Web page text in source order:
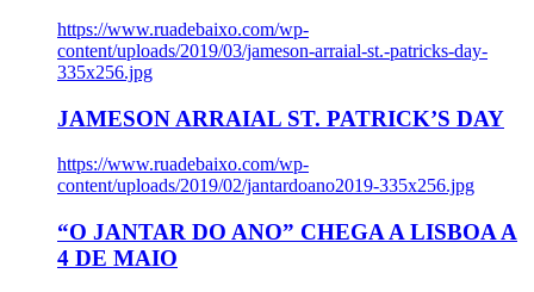
https://www.ruadebaixo.com/wp-
content/uploads/2019/03/jameson-arraial-st.-patricks-day-
335x256.jpg
JAMESON ARRAIAL ST. PATRICK’S DAY
https://www.ruadebaixo.com/wp-
content/uploads/2019/02/jantardoano2019-335x256.jpg
“O JANTAR DO ANO” CHEGA A LISBOA A
4 DE MAIO